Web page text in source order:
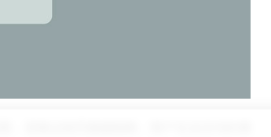
容易出现页面被阻断，用户无法访问的情